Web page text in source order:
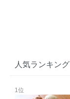
人気ランキング
1位